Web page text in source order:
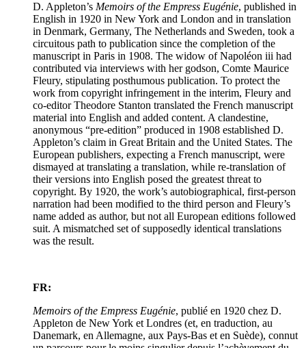
D. Appleton’s Memoirs of the Empress Eugénie, published in
English in 1920 in New York and London and in translation
in Denmark, Germany, The Netherlands and Sweden, took a
circuitous path to publication since the completion of the
manuscript in Paris in 1908. The widow of Napoléon iii had
contributed via interviews with her godson, Comte Maurice
Fleury, stipulating posthumous publication. To protect the
work from copyright infringement in the interim, Fleury and
co-editor Theodore Stanton translated the French manuscript
material into English and added content. A clandestine,
anonymous “pre-edition” produced in 1908 established D.
Appleton’s claim in Great Britain and the United States. The
European publishers, expecting a French manuscript, were
dismayed at translating a translation, while re-translation of
their versions into English posed the greatest threat to
copyright. By 1920, the work’s autobiographical, first-person
narration had been modified to the third person and Fleury’s
name added as author, but not all European editions followed
suit. A mismatched set of supposedly identical translations
was the result.
FR:
Memoirs of the Empress Eugénie, publié en 1920 chez D.
Appleton de New York et Londres (et, en traduction, au
Danemark, en Allemagne, aux Pays-Bas et en Suède), connut